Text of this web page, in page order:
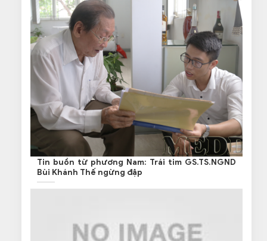
Tin buồn từ phương Nam: Trái tim GS.TS.NGND
Bùi Khánh Thế ngừng đập